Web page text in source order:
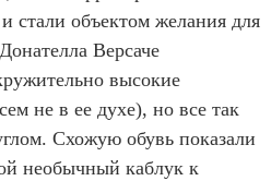
стали объектом желания для
Версаче
высокие
не в ее духе), но все так
Схожую обувь показали
необычный каблук к